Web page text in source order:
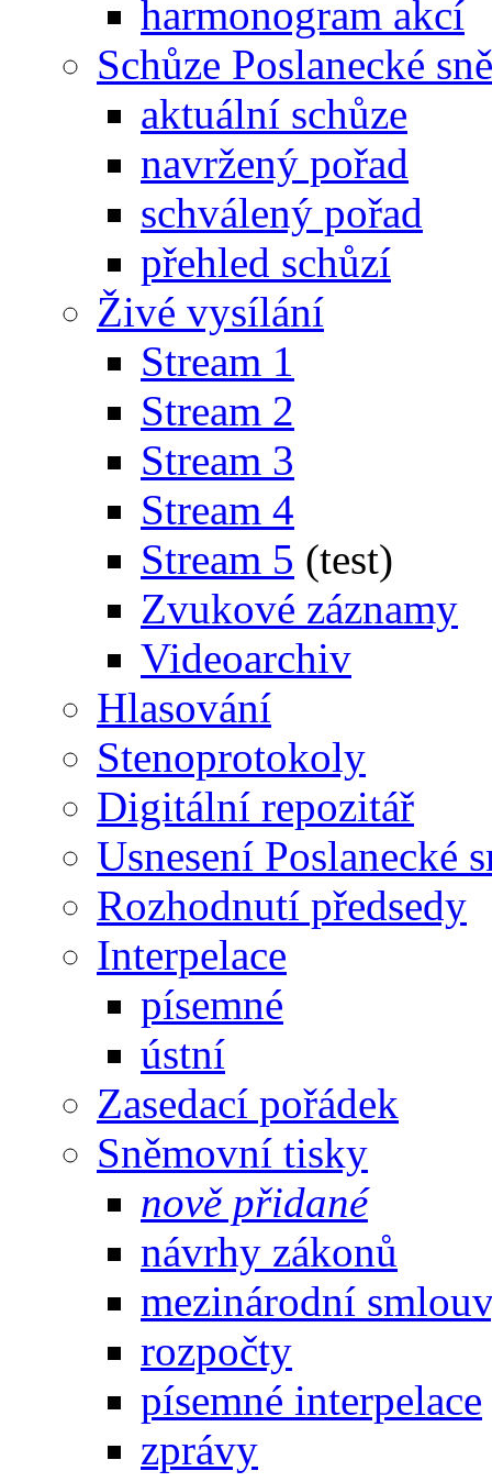
harmonogram akcí
Schůze Poslanecké
aktuální schůze
navržený pořad
schválený pořad
přehled schůzí
Živé vysílání
Stream 1
Stream 2
Stream 3
Stream 4
Stream 5 (test)
Zvukové záznamy
Videoarchiv
Hlasování
Stenoprotokoly
Digitální repozitář
Usnesení Poslanecké
Rozhodnutí předsedy
Interpelace
písemné
ústní
Zasedací pořádek
Sněmovní tisky
nově přidané
návrhy zákonů
mezinárodní
rozpočty
písemné interpelace
zprávy